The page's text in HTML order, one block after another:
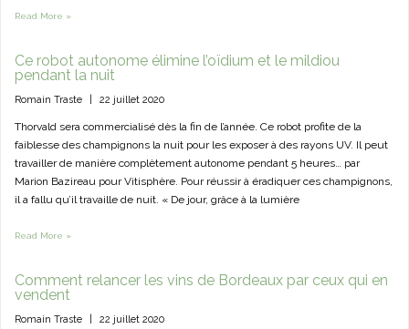
Read More »
Ce robot autonome élimine l’oïdium et le mildiou
pendant la nuit
Romain Traste 22 juillet 2020
Thorvald sera commercialisé dès la fin de l’année. Ce robot profite de la
faiblesse des champignons la nuit pour les exposer à des rayons UV. Il peut
travailler de manière complètement autonome pendant 5 heures… par
Marion Bazireau pour Vitisphère. Pour réussir à éradiquer ces champignons,
il a fallu qu’il travaille de nuit. « De jour, grâce à la lumière
Read More »
Comment relancer les vins de Bordeaux par ceux qui en
vendent
Romain Traste 22 juillet 2020